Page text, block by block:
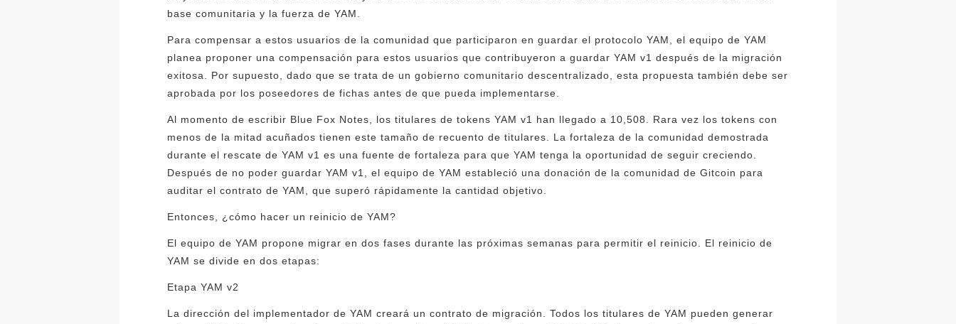
base comunitaria y la fuerza de YAM.
Para compensar a estos usuarios de la comunidad que participaron en guardar el protocolo YAM, el equipo de YAM
planea proponer una compensación para estos usuarios que contribuyeron a guardar YAM v1 después de la migración
exitosa. Por supuesto, dado que se trata de un gobierno comunitario descentralizado, esta propuesta también debe ser
aprobada por los poseedores de fichas antes de que pueda implementarse.
Al momento de escribir Blue Fox Notes, los titulares de tokens YAM v1 han llegado a 10,508. Rara vez los tokens con
menos de la mitad acuñados tienen este tamaño de recuento de titulares. La fortaleza de la comunidad demostrada
durante el rescate de YAM v1 es una fuente de fortaleza para que YAM tenga la oportunidad de seguir creciendo.
Después de no poder guardar YAM v1, el equipo de YAM estableció una donación de la comunidad de Gitcoin para
auditar el contrato de YAM, que superó rápidamente la cantidad objetivo.
Entonces, ¿cómo hacer un reinicio de YAM?
El equipo de YAM propone migrar en dos fases durante las próximas semanas para permitir el reinicio. El reinicio de
YAM se divide en dos etapas:
Etapa YAM v2
La dirección del implementador de YAM creará un contrato de migración. Todos los titulares de YAM pueden generar